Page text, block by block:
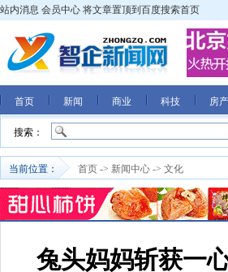
站内消息 会员中心 将文章置顶到百度搜索首页
首页 新闻 商业 科技 房产
搜索：
当前位置： 首页 -> 新闻中心 -> 文化
兔头妈妈斩获一